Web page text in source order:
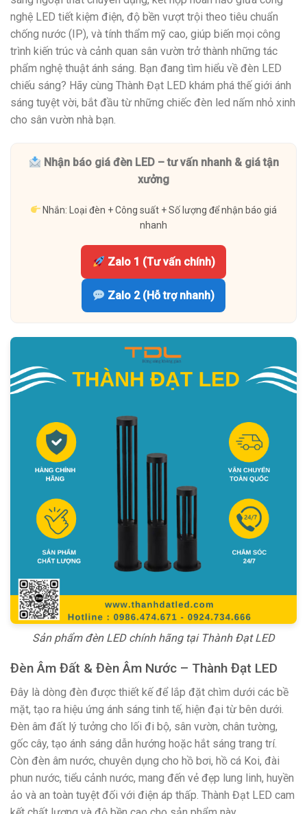
nghệ LED tiết kiệm điện, độ bền vượt trội theo tiêu chuẩn
chống nước (IP), và tính thẩm mỹ cao, giúp biến mọi công
trình kiến trúc và cảnh quan sân vườn trở thành những tác
phẩm nghệ thuật ánh sáng. Bạn đang tìm hiểu về đèn LED
chiếu sáng? Hãy cùng Thành Đạt LED khám phá thế giới ánh
sáng tuyệt vời, bắt đầu từ những chiếc đèn led nấm nhỏ xinh
cho sân vườn nhà bạn.
Nhận báo giá đèn LED – tư vấn nhanh & giá tận
xưởng
Nhắn: Loại đèn + Công suất + Số lượng để nhận báo giá
nhanh
Zalo 1 (Tư vấn chính)
Zalo 2 (Hỗ trợ nhanh)
Sản phẩm đèn LED chính hãng tại Thành Đạt LED
Đèn Âm Đất & Đèn Âm Nước – Thành Đạt LED
Đây là dòng đèn được thiết kế để lắp đặt chìm dưới các bề
mặt, tạo ra hiệu ứng ánh sáng tinh tế, hiện đại từ bên dưới.
Đèn âm đất lý tưởng cho lối đi bộ, sân vườn, chân tường,
gốc cây, tạo ánh sáng dẫn hướng hoặc hắt sáng trang trí.
Còn đèn âm nước, chuyên dụng cho hồ bơi, hồ cá Koi, đài
phun nước, tiểu cảnh nước, mang đến vẻ đẹp lung linh, huyền
ảo và an toàn tuyệt đối với điện áp thấp. Thành Đạt LED cam